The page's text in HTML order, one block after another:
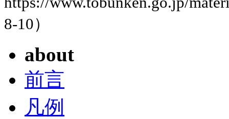
8-10）
about
前言
凡例